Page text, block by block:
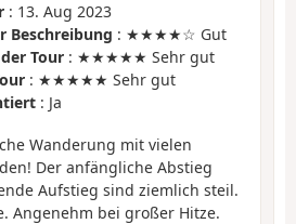
: 13. Aug 2023
Beschreibung : ★★★★☆ Gut
Tour : ★★★★★ Sehr gut
: ★★★★★ Sehr gut
: Ja
Wanderung mit vielen
Der anfängliche Abstieg
Aufstieg sind ziemlich steil.
Angenehm bei großer Hitze.